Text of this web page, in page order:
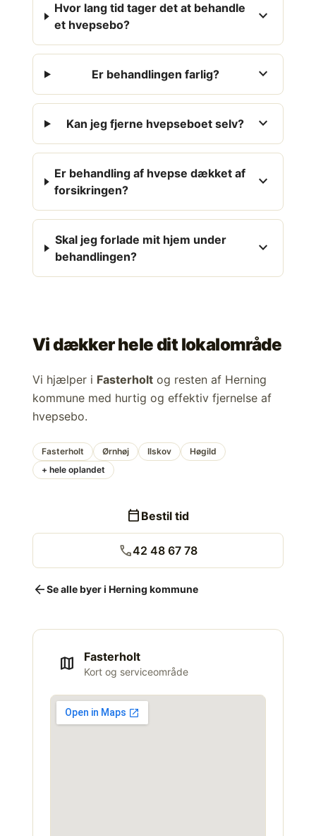
Hvor lang tid tager det at behandle
et hvepsebo?
expand_more
Er behandlingen farlig? expand_more
Kan jeg fjerne hvepseboet selv? expand_more
Er behandling af hvepse dækket af
forsikringen?
expand_more
Skal jeg forlade mit hjem under
behandlingen?
expand_more
Vi dækker hele dit lokalområde
Vi hjælper i Fasterholt og resten af Herning
kommune med hurtig og effektiv fjernelse af
hvepsebo.
Fasterholt Ørnhøj Ilskov
Høgild
+ hele oplandet
calendar_today Bestil tid
call42 48 67 78
arrow_backSe alle byer i Herning kommune
map Fasterholt
Kort og serviceområde